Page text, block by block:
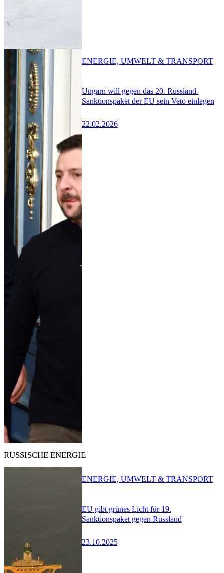
Ungarn will gegen das 20. Russland-
Sanktionspaket der EU sein Veto einlegen
22.02.2026
ENERGIE, UMWELT & TRANSPORT
RUSSISCHE ENERGIE
EU gibt grünes Licht für 19.
Sanktionspaket gegen Russland
23.10.2025
ENERGIE, UMWELT & TRANSPORT